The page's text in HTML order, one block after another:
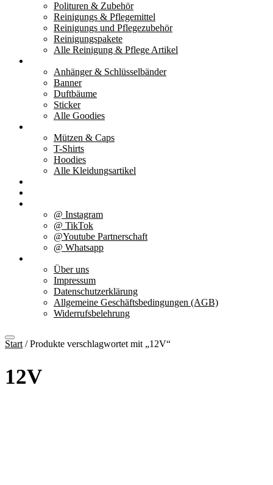
Polituren & Zubehör
Reinigungs & Pflegemittel
Reinigungs und Pflegezubehör
Reinigungspakete
Alle Reinigung & Pflege Artikel
Anhänger & Schlüsselbänder
Banner
Duftbäume
Sticker
Alle Goodies
Mützen & Caps
T-Shirts
Hoodies
Alle Kleidungsartikel
@ Instagram
@ TikTok
@Youtube Partnerschaft
@ Whatsapp
Über uns
Impressum
Datenschutzerklärung
Allgemeine Geschäftsbedingungen (AGB)
Widerrufsbelehrung
Start / Produkte verschlagwortet mit „12V“
12V